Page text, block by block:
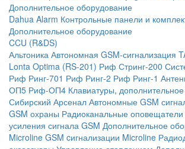
Дополнительное оборудование
Dahua Alarm Контрольные панели и
Дополнительное оборудование
CCU (R&DS)
Альтоника Автономная GSM-сигнализация
Lonta Optima (RS-201) Риф Стринг-200
Риф Ринг-701 Риф Ринг-2 Риф Ринг-1
ОП5 Риф-ОП4 Клавиатуры,
Сибирский Арсенал Автономные GSM
GSM охраны Радиоканальные оповещатели
усиления сигнала GSM Дополнительное
Microline GSM cигнализации Microline